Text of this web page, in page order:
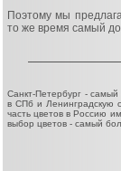
Поэтому мы
то же время самый
Санкт-Петербург -
в СПб и Ленинградскую
часть цветов в Россию
выбор цветов - самый